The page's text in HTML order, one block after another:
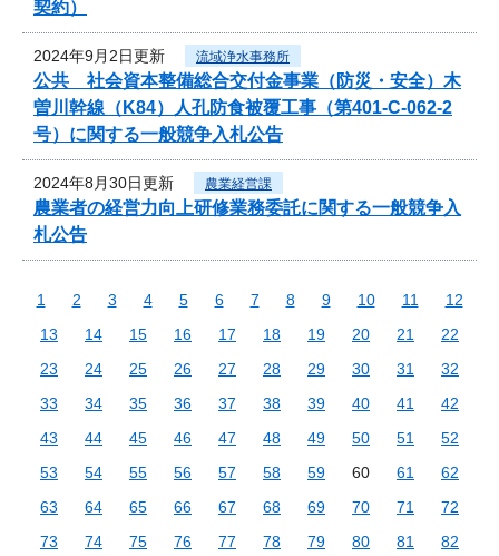
契約）
2024年9月2日更新 流域浄水事務所
公共 社会資本整備総合交付金事業（防災・安全）木
曽川幹線（K84）人孔防食被覆工事（第401-C-062-2
号）に関する一般競争入札公告
2024年8月30日更新 農業経営課
農業者の経営力向上研修業務委託に関する一般競争入
札公告
1 2 3 4 5 6 7 8 9 10 11
12
13
14 15 16 17 18 19 20 21
22
23
24 25 26 27 28 29 30 31
32
33
34 35 36 37 38 39 40 41
42
43
44 45 46 47 48 49 50 51
52
53
54 55 56 57 58 59 60 61
62
63
64 65 66 67 68 69 70 71
72
73
74 75 76 77 78 79 80 81
82